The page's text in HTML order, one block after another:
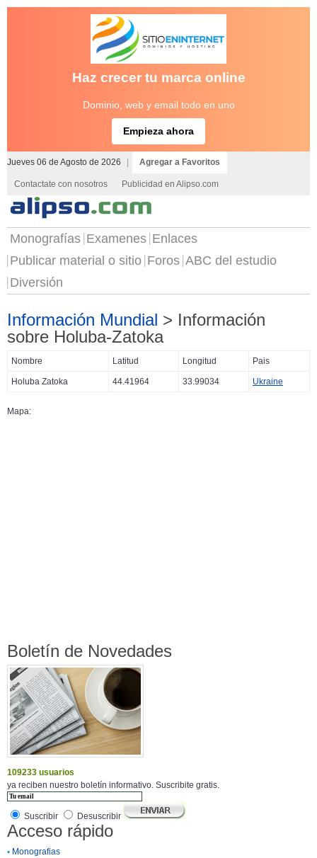
Haz crecer tu marca online
Dominio, web y email todo en uno
Empieza ahora
Jueves 06 de Agosto de 2026 Agregar a Favoritos
Contactate con nosotros Publicidad en Alipso.com
Monografías Examenes Enlaces
Publicar material o sitio Foros ABC del estudio
Diversión
Información Mundial > Información
sobre Holuba-Zatoka
Nombre Latitud Longitud Pais
Holuba Zatoka 44.41964 33.99034 Ukraine
Mapa:
Boletín de Novedades
109233 usuarios
ya reciben nuestro boletín informativo. Suscribite gratis.
Suscribir Desuscribir
Acceso rápido
• Monografias